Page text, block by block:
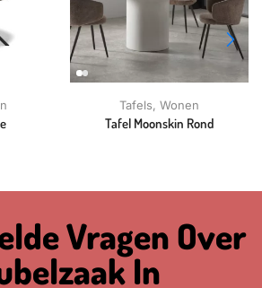
Tafels, Wonen
Tafel Moonskin Rond
Vragen Over
In